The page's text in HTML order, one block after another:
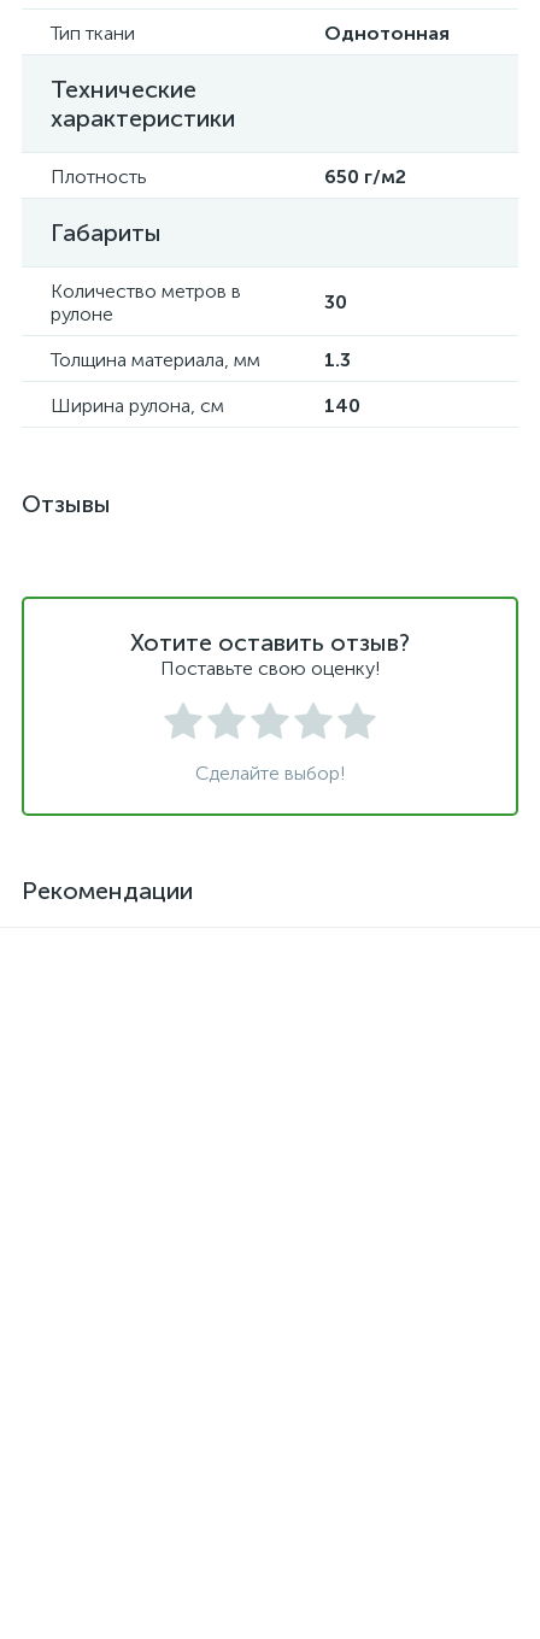
Тип ткани
Однотонная
Технические
характеристики
Плотность 650 г/м2
Габариты
Количество метров в
рулоне
30
Толщина материала, мм
1.3
Ширина рулона, см
140
Отзывы
Хотите оставить отзыв?
Поставьте свою оценку!
Сделайте выбор!
Рекомендации